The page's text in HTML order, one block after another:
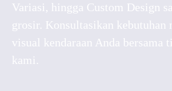
Variasi, hingga Custom Design
grosir. Konsultasikan kebutuhan
visual kendaraan Anda bersama
kami.